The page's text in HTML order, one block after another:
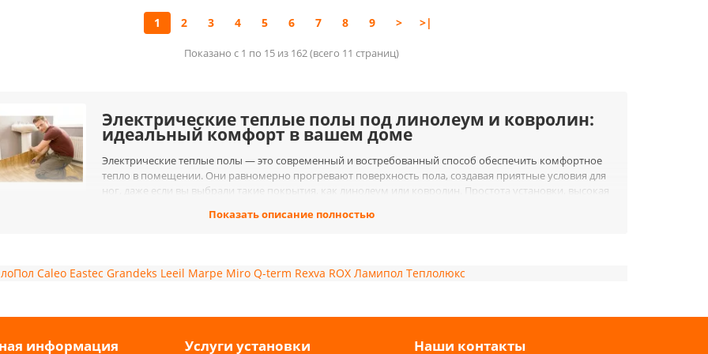
1 2 3 4 5 6 7 8 9 > >|
Показано с 1 по 15 из 162 (всего 11 страниц)
Электрические теплые полы под линолеум и ковролин:
идеальный комфорт в вашем доме
Электрические теплые полы — это современный и востребованный способ обеспечить комфортное
тепло в помещении. Они равномерно прогревают поверхность пола, создавая приятные условия для
ног, даже если вы выбрали такие покрытия, как линолеум или ковролин. Простота установки, высокая
— это одно из самых популярных напольных покрытий благодаря своей долговечности, простоте в уходе и доступной
стабильным даже в самых холодных месяцах.
пол под ковролин
Показать описание полностью
Caleo Eastec Grandeks Leeil Marpe Miro Q-term Rexva ROX Ламипол Теплолюкс
информация Услуги установки Наши контакты